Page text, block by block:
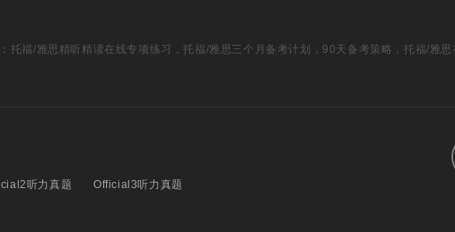
福/雅思精听精读在线专项练习，托福/雅思三个月备考计划，90天备考策略，托福/雅思
听力真题 Official3听力真题